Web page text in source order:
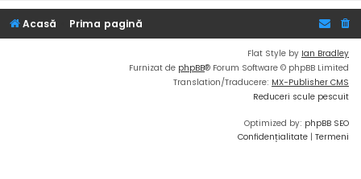
Acasă Prima pagină
Flat Style by Ian Bradley
Furnizat de phpBB® Forum Software © phpBB Limited
Translation/Traducere: MX-Publisher CMS
Reduceri scule pescuit
Optimized by: phpBB SEO
Confidențialitate | Termeni